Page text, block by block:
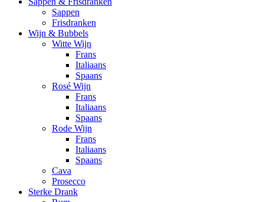
Sappen
Frisdranken
Wijn & Bubbels
Witte Wijn
Frans
Italiaans
Spaans
Rosé Wijn
Frans
Italiaans
Spaans
Rode Wijn
Frans
Italiaans
Spaans
Cava
Prosecco
Sterke Drank